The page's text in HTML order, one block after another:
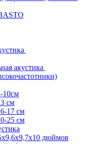
акустика
10см
см
17 см
25 см
дюймов